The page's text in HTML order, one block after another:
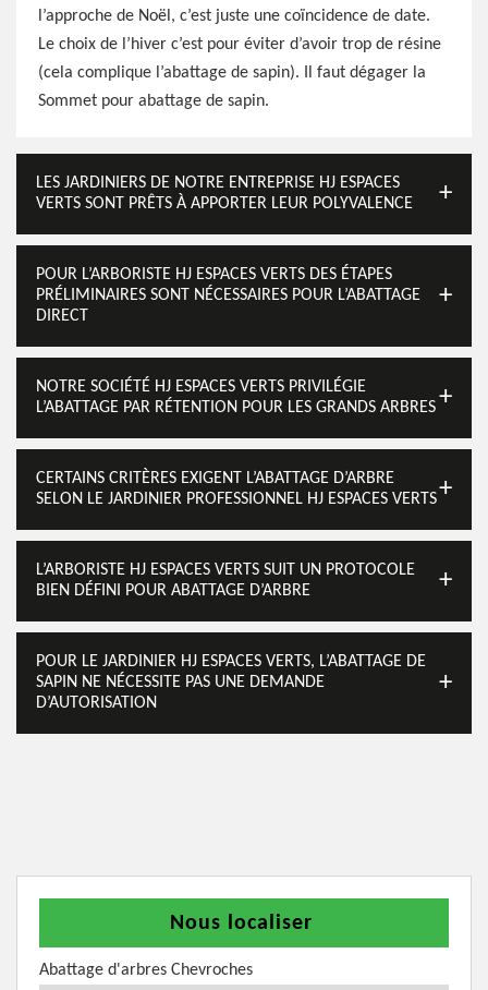
l’approche de Noël, c’est juste une coïncidence de date.
Le choix de l’hiver c’est pour éviter d’avoir trop de résine
(cela complique l’abattage de sapin). Il faut dégager la
Sommet pour abattage de sapin.
LES JARDINIERS DE NOTRE ENTREPRISE HJ ESPACES
VERTS SONT PRÊTS À APPORTER LEUR POLYVALENCE
POUR L’ARBORISTE HJ ESPACES VERTS DES ÉTAPES
PRÉLIMINAIRES SONT NÉCESSAIRES POUR L’ABATTAGE
DIRECT
NOTRE SOCIÉTÉ HJ ESPACES VERTS PRIVILÉGIE
L’ABATTAGE PAR RÉTENTION POUR LES GRANDS ARBRES
CERTAINS CRITÈRES EXIGENT L’ABATTAGE D’ARBRE
SELON LE JARDINIER PROFESSIONNEL HJ ESPACES VERTS
L’ARBORISTE HJ ESPACES VERTS SUIT UN PROTOCOLE
BIEN DÉFINI POUR ABATTAGE D’ARBRE
POUR LE JARDINIER HJ ESPACES VERTS, L’ABATTAGE DE
SAPIN NE NÉCESSITE PAS UNE DEMANDE
D’AUTORISATION
Nous localiser
Abattage d'arbres Chevroches